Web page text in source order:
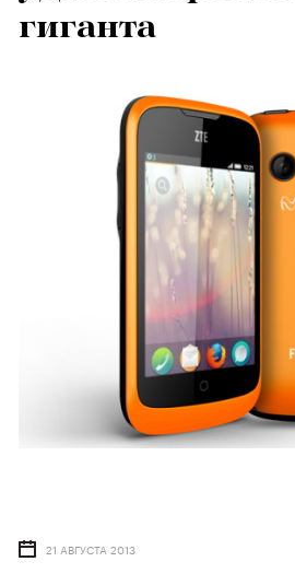
гиганта
21 АВГУСТА 2013